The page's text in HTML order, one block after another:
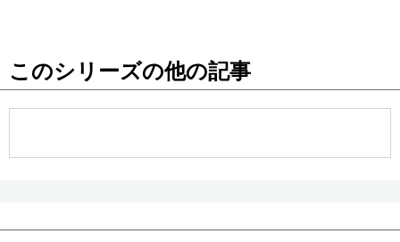
お知らせ
このシリーズの他の記事